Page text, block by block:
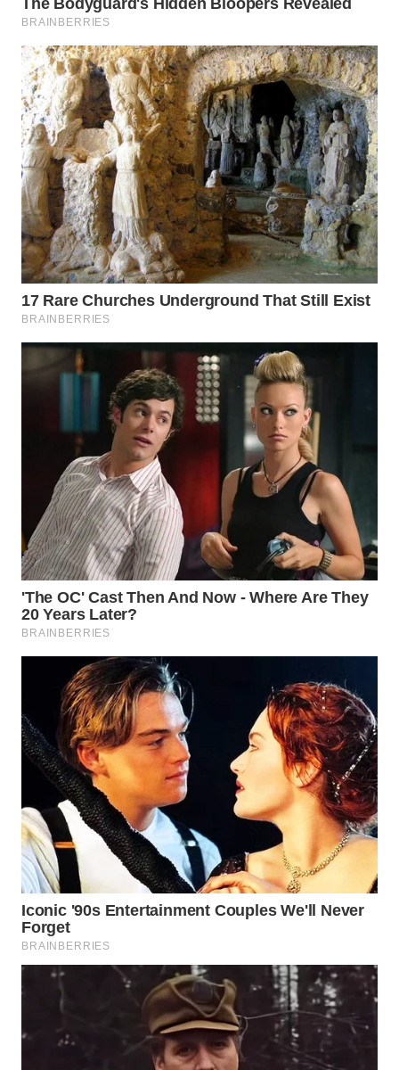
PRIANGAN
TIMUR
WN
SEMARANG
WN
SOLO
WN
BOROBUDUR
WN
NATUNA
WN
BINTAN
WN
MANDALIKA
LIKUPANG
WN
LABUANBAJO
WN
BORNEO
Wahana
Media
Group
WAHANA
NEWS
WAHANA
TANI
WAHANA